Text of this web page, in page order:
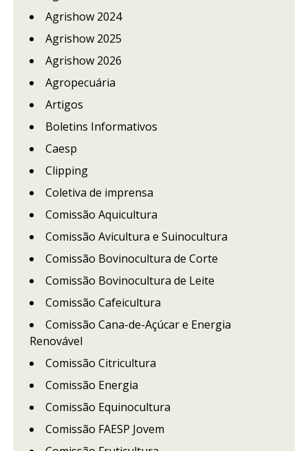
Agrishow 2024
Agrishow 2025
Agrishow 2026
Agropecuária
Artigos
Boletins Informativos
Caesp
Clipping
Coletiva de imprensa
Comissão Aquicultura
Comissão Avicultura e Suinocultura
Comissão Bovinocultura de Corte
Comissão Bovinocultura de Leite
Comissão Cafeicultura
Comissão Cana-de-Açúcar e Energia
Renovável
Comissão Citricultura
Comissão Energia
Comissão Equinocultura
Comissão FAESP Jovem